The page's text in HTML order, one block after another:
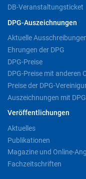
DB-Veranstaltungsticket
DPG-Auszeichnungen
Aktuelle
Ehrungen der DPG
DPG-Preise
DPG-Preise mit anderen
Preise der DPG-
Auszeichnungen mit
Veröffentlichungen
Aktuelles
Publikationen
Magazine und Online-
Fachzeitschriften